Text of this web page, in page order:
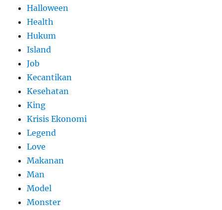
Halloween
Health
Hukum
Island
Job
Kecantikan
Kesehatan
King
Krisis Ekonomi
Legend
Love
Makanan
Man
Model
Monster